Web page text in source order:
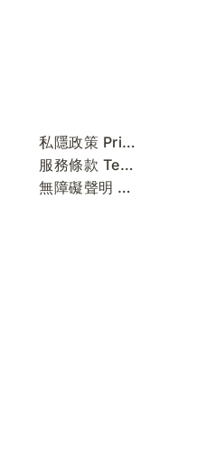
私隱政策 Privacy Policy
服務條款 Terms of Use
無障礙聲明 Accessibility Statement